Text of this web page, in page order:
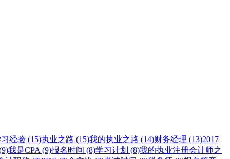
经验 (15)执业之路 (15)我的执业之路 (14)财务经理 (13)2017
我是CPA (9)报名时间 (8)学习计划 (8)我的执业注册会计师之